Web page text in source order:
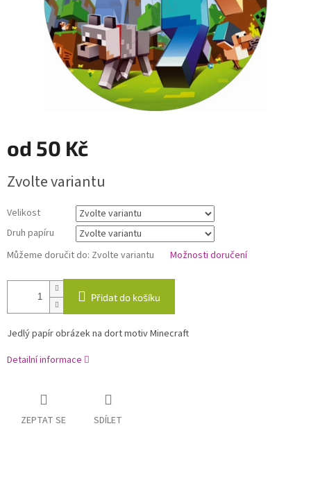
od 50 Kč
cena:
Zvolte variantu
Velikost
Druh papíru
Můžeme doručit do: Zvolte variantu Možnosti doručení
Přidat do košíku
Jedlý papír obrázek na dort motiv Minecraft
Detailní informace
ZEPTAT SE SDÍLET